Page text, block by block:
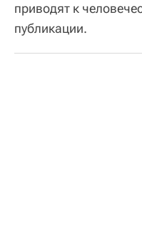
приводят к
публикации.